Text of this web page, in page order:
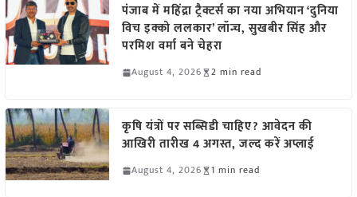
पंजाब में महिंद्रा ट्रैक्टर्स का नया अभियान ‘दुनिया
विच इक्को ललकार’ लॉन्च, सुखबीर सिंह और
परमिश वर्मा बने चेहरा
August 4, 2026 2 min read
कृषि यंत्रों पर सब्सिडी चाहिए? आवेदन की
आखिरी तारीख 4 अगस्त, जल्द करें अप्लाई
August 4, 2026 1 min read